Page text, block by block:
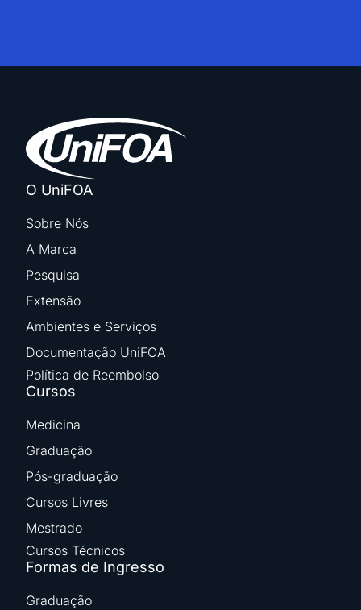
O UniFOA
Sobre Nós
A Marca
Pesquisa
Extensão
Ambientes e Serviços
Documentação UniFOA
Política de Reembolso
Cursos
Medicina
Graduação
Pós-graduação
Cursos Livres
Mestrado
Cursos Técnicos
Formas de Ingresso
Graduação